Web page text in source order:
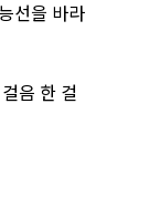
선을 바라
음 한 걸